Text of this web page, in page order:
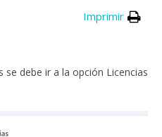
Imprimir
se debe ir a la opción Licencias